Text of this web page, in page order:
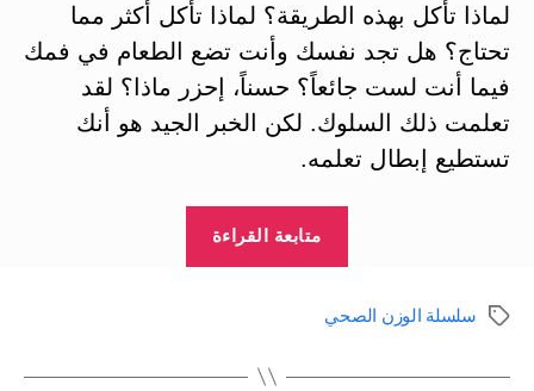
لماذا تأكل بهذه الطريقة؟ لماذا تأكل أكثر مما
تحتاج؟ هل تجد نفسك وأنت تضع الطعام في فمك
فيما أنت لست جائعاً؟ حسناً، إحزر ماذا؟ لقد
تعلمت ذلك السلوك. لكن الخبر الجيد هو أنك
تستطيع إبطال تعلمه.
متابعة القراءة
الوسومسلسلة الوزن الصحي